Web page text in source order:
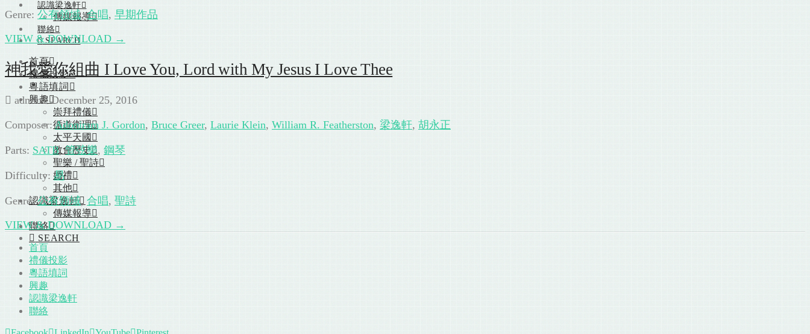
認識梁逸軒
傳媒報導
聯絡
SEARCH
首頁
禮儀投影
粵語填詞
興趣
崇拜禮儀
循道衛理
太平天國
教會歷史
聖樂 / 聖詩
婚禮
其他
認識梁逸軒
傳媒報導
聯絡
SEARCH
Genre: 公有領域,合唱, 早期作品
VIEW & DOWNLOAD →
神我愛你組曲 I Love You, Lord with My Jesus I Love Thee
admin December 25, 2016
Composer:Adoniram J. Gordon, Bruce Greer, Laurie Klein, William R. Featherston, 梁逸軒, 胡永正
Parts: SATB,管弦樂, 鋼琴
Difficulty:易
Genre:公有領域, 合唱, 聖詩
VIEW & DOWNLOAD →
首頁
禮儀投影
粵語填詞
興趣
認識梁逸軒
聯絡